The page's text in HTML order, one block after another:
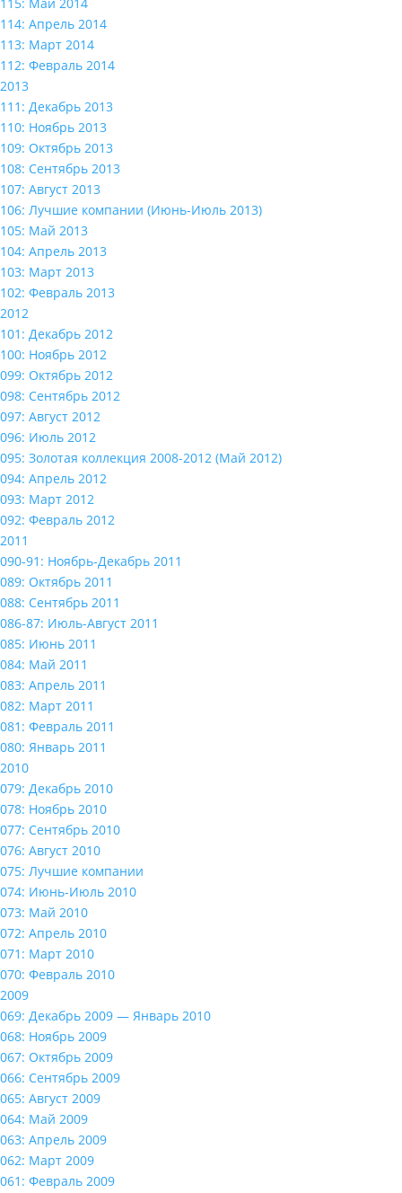
114: Апрель 2014
113: Март 2014
112: Февраль 2014
2013
111: Декабрь 2013
110: Ноябрь 2013
109: Октябрь 2013
108: Сентябрь 2013
107: Август 2013
106: Лучшие компании (Июнь-Июль 2013)
105: Май 2013
104: Апрель 2013
103: Март 2013
102: Февраль 2013
2012
101: Декабрь 2012
100: Ноябрь 2012
099: Октябрь 2012
098: Сентябрь 2012
097: Август 2012
096: Июль 2012
095: Золотая коллекция 2008-2012 (Май 2012)
094: Апрель 2012
093: Март 2012
092: Февраль 2012
2011
090-91: Ноябрь-Декабрь 2011
089: Октябрь 2011
088: Сентябрь 2011
086-87: Июль-Август 2011
085: Июнь 2011
084: Май 2011
083: Апрель 2011
082: Март 2011
081: Февраль 2011
080: Январь 2011
2010
079: Декабрь 2010
078: Ноябрь 2010
077: Сентябрь 2010
076: Август 2010
075: Лучшие компании
074: Июнь-Июль 2010
073: Май 2010
072: Апрель 2010
071: Март 2010
070: Февраль 2010
2009
069: Декабрь 2009 — Январь 2010
068: Ноябрь 2009
067: Октябрь 2009
066: Сентябрь 2009
065: Август 2009
064: Май 2009
063: Апрель 2009
062: Март 2009
061: Февраль 2009